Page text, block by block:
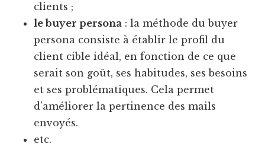
clients ;
le buyer persona : la méthode du buyer
persona consiste à établir le profil du
client cible idéal, en fonction de ce que
serait son goût, ses habitudes, ses besoins
et ses problématiques. Cela permet
d’améliorer la pertinence des mails
envoyés.
etc.